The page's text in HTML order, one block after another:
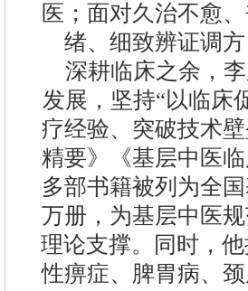
医；面对久治不愈
绪、细致辨证调
深耕临床之余，
发展，坚持“以临床
疗经验、突破技术
精要》《基层中医
多部书籍被列为全
万册，为基层中医
理论支撑。同时，
性痹症、脾胃病、